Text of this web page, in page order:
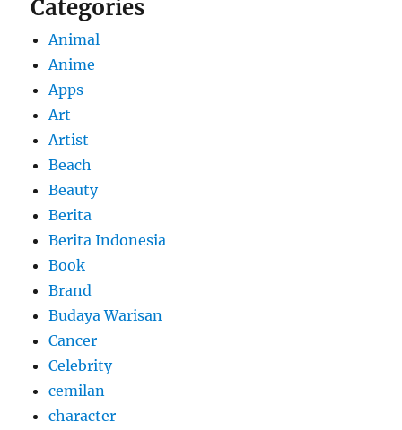
Categories
Animal
Anime
Apps
Art
Artist
Beach
Beauty
Berita
Berita Indonesia
Book
Brand
Budaya Warisan
Cancer
Celebrity
cemilan
character